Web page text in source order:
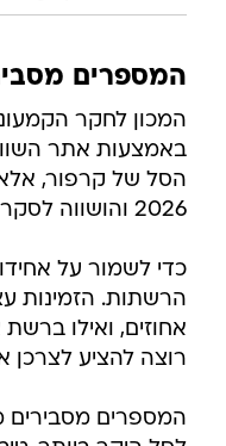
המספרים
המכון לחקר
באמצעות אתר
2026 והושווה לסקר זהה שבוצע ב-5 באפריל 2026, יום לפני השקת הסל.
רוצה להציע לצרכן
המספרים מסבירים